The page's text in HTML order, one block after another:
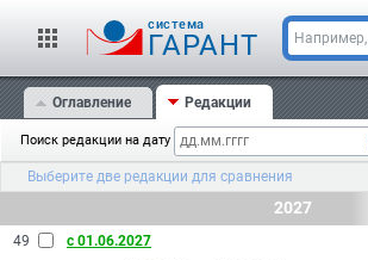
cистема
ГАРАНТ Например,
Оглавление Редакции
Поиск редакции на дату
Выберите две редакции для сравнения
2027
49
с 01.06.2027